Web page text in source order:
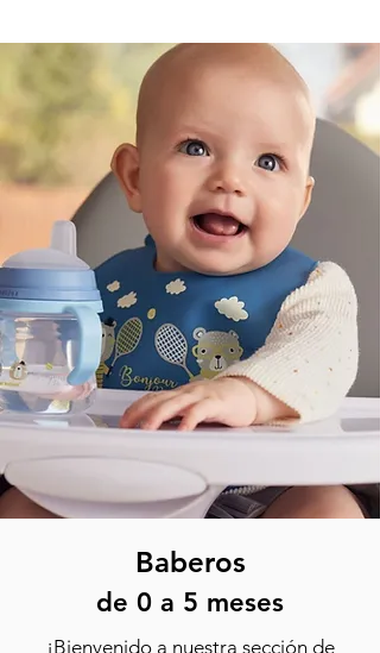
Baberos
de 0 a 5 meses
¡Bienvenido a nuestra sección de